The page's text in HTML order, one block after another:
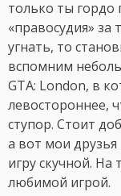
только ты гордо
«правосудия» за
угнать, то
вспомним
GTA: London, в
левостороннее,
ступор. Стоит
а вот мои
игру скучной.
любимой игрой.